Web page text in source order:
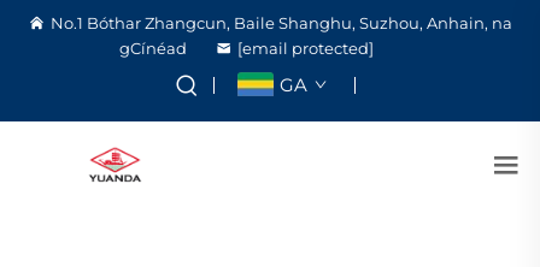
No.1 Bóthar Zhangcun, Baile Shanghu, Suzhou, Anhain, na
gCínéad
[email protected]
GA